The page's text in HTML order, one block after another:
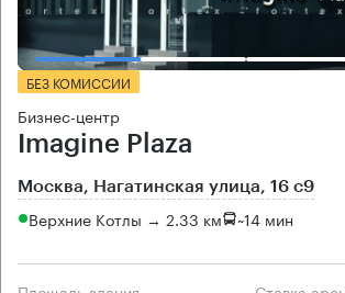
БЕЗ КОМИССИИ
Бизнес-центр
Imagine Plaza
Москва, Нагатинская улица, 16 с9
Верхние Котлы → 2.33 км ~14 мин